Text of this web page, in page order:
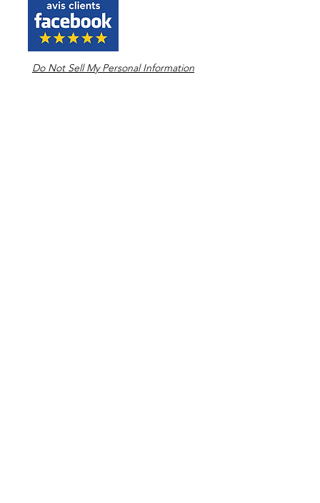
Do Not Sell My Personal Information